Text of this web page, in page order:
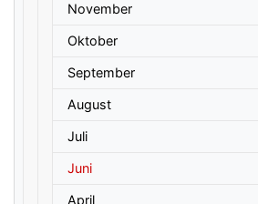
November
Oktober
September
August
Juli
Juni
April